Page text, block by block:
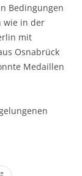
Bedingungen
wie in der
mit
Osnabrück
Medaillen